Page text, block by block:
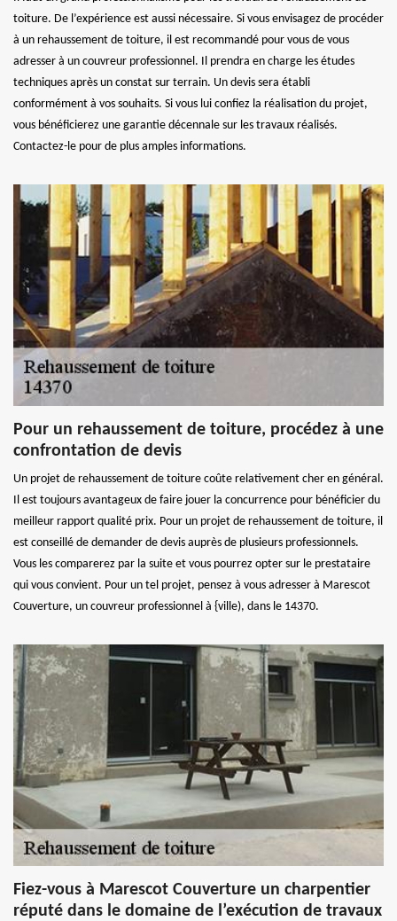
toiture. De l’expérience est aussi nécessaire. Si vous envisagez de procéder
à un rehaussement de toiture, il est recommandé pour vous de vous
adresser à un couvreur professionnel. Il prendra en charge les études
techniques après un constat sur terrain. Un devis sera établi
conformément à vos souhaits. Si vous lui confiez la réalisation du projet,
vous bénéficierez une garantie décennale sur les travaux réalisés.
Contactez-le pour de plus amples informations.
Pour un rehaussement de toiture, procédez à une
confrontation de devis
Un projet de rehaussement de toiture coûte relativement cher en général.
Il est toujours avantageux de faire jouer la concurrence pour bénéficier du
meilleur rapport qualité prix. Pour un projet de rehaussement de toiture, il
est conseillé de demander de devis auprès de plusieurs professionnels.
Vous les comparerez par la suite et vous pourrez opter sur le prestataire
qui vous convient. Pour un tel projet, pensez à vous adresser à Marescot
Couverture, un couvreur professionnel à {ville), dans le 14370.
Fiez-vous à Marescot Couverture un charpentier
réputé dans le domaine de l’exécution de travaux